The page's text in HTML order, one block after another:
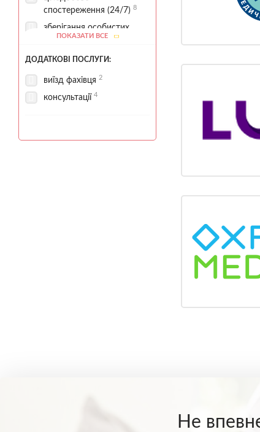
спостереження (24/7) 8
зберігання особистих
речей6
ПОКАЗАТИ ВСЕ
ДОДАТКОВІ ПОСЛУГИ:
виїзд фахівця 2
консультації 4
Не